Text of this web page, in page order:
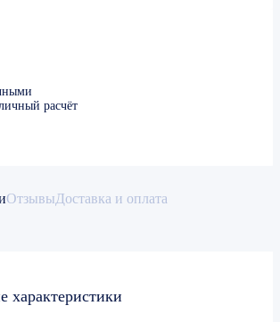
расчёт
ОтзывыДоставка и оплата
характеристики